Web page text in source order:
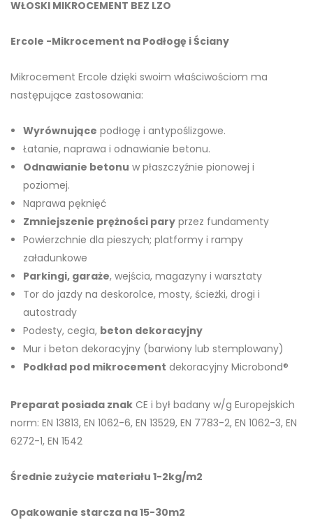
WŁOSKI MIKROCEMENT BEZ LZO
Ercole -Mikrocement na Podłogę i Ściany
Mikrocement Ercole dzięki swoim właściwościom ma
następujące zastosowania:
Wyrównujące podłogę i antypoślizgowe.
Łatanie, naprawa i odnawianie betonu.
Odnawianie betonu w płaszczyźnie pionowej i
poziomej.
Naprawa pęknięć
Zmniejszenie prężności pary przez fundamenty
Powierzchnie dla pieszych; platformy i rampy
załadunkowe
Parkingi, garaże, wejścia, magazyny i warsztaty
Tor do jazdy na deskorolce, mosty, ścieżki, drogi i
autostrady
Podesty, cegła, beton dekoracyjny
Mur i beton dekoracyjny (barwiony lub stemplowany)
Podkład pod mikrocement dekoracyjny Microbond®
Preparat posiada znak CE i był badany w/g Europejskich
norm: EN 13813, EN 1062-6, EN 13529, EN 7783-2, EN 1062-3, EN
6272-1, EN 1542
Średnie zużycie materiału 1-2kg/m2
Opakowanie starcza na 15-30m2